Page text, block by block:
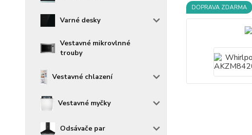
Varné desky
Vestavné mikrovlnné
trouby
Vestavné chlazení
Vestavné myčky
Odsávače par
DOPRAVA ZDARMA